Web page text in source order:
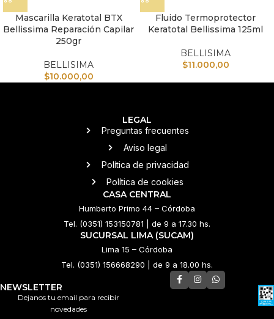
Mascarilla Keratotal BTX
Bellissima Reparación Capilar
250gr
BELLISIMA
$10.000,00
Fluido Termoprotector
Keratotal Bellissima 125ml
BELLISIMA
$11.000,00
LEGAL
Preguntas frecuentes
Aviso legal
Política de privacidad
Política de cookies
CASA CENTRAL
Humberto Primo 44 – Córdoba
Tel. (0351) 153150781 | de 9 a 17.30 hs.
SUCURSAL LIMA (SUCAM)
Lima 15 – Córdoba
Tel. (0351) 156668290 | de 9 a 18.00 hs.
NEWSLETTER
Dejanos tu email para recibir
novedades